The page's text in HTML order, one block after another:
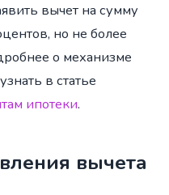
вычет на сумму
но не более
о механизме
в статье
ипотеки.
вычета